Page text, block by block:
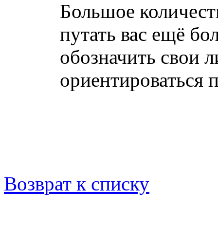
Большое
путать вас ещё
обозначить свои
ориентироваться
Возврат к списку